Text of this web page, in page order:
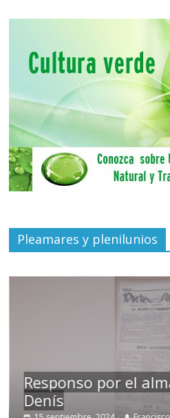
Pleamares y plenilunios
Responso por el
Denís